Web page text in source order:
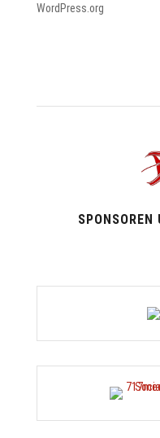
WordPress.org
SPONSOREN